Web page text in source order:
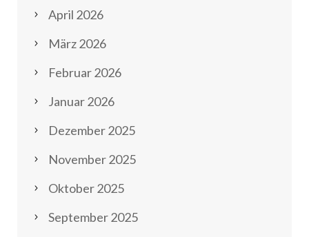
April 2026
März 2026
Februar 2026
Januar 2026
Dezember 2025
November 2025
Oktober 2025
September 2025